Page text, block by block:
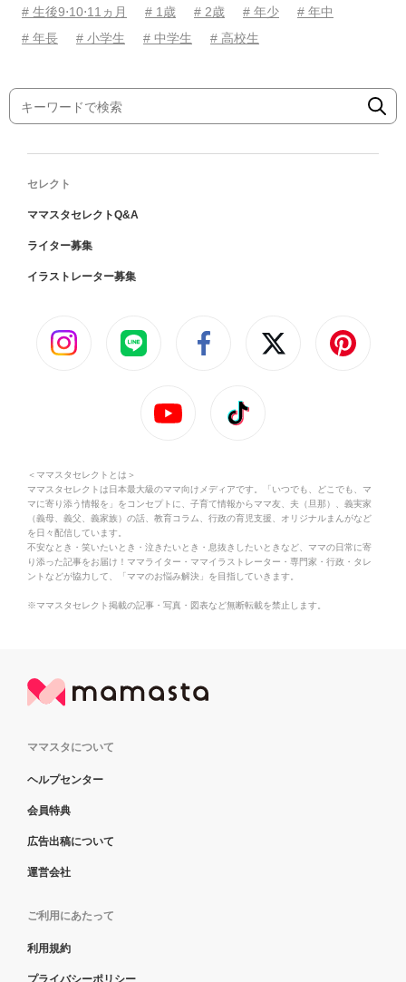
# 生後9⋅10⋅11ヵ月
# 1歳 # 2歳 # 年少
# 年中
# 年長
# 小学生 # 中学生 # 高校生
セレクト
ママスタセレクトQ&A
ライター募集
イラストレーター募集
＜ママスタセレクトとは＞
ママスタセレクトは日本最大級のママ向けメディアです。「いつでも、どこでも、マ
マに寄り添う情報を」をコンセプトに、子育て情報からママ友、夫（旦那）、義実家
（義母、義父、義家族）の話、教育コラム、行政の育児支援、オリジナルまんがなど
を日々配信しています。
不安なとき・笑いたいとき・泣きたいとき・息抜きしたいときなど、ママの日常に寄
り添った記事をお届け！ママライター・ママイラストレーター・専門家・行政・タレ
ントなどが協力して、「ママのお悩み解決」を目指していきます。
※ママスタセレクト掲載の記事・写真・図表など無断転載を禁止します。
ママスタについて
ヘルプセンター
会員特典
広告出稿について
運営会社
ご利用にあたって
利用規約
プライバシーポリシー